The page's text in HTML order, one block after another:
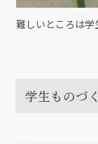
難しいところは学
学生ものづ